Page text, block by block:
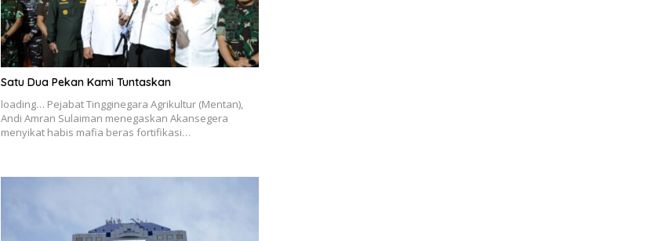
Satu Dua Pekan Kami Tuntaskan
loading… Pejabat Tingginegara Agrikultur (Mentan),
Andi Amran Sulaiman menegaskan Akansegera
menyikat habis mafia beras fortifikasi…